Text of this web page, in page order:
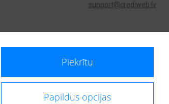
support@crediweb.lv
saņemto informāciju, ir atbildīgs par fizisko
Piekrītu
Papildus opcijas